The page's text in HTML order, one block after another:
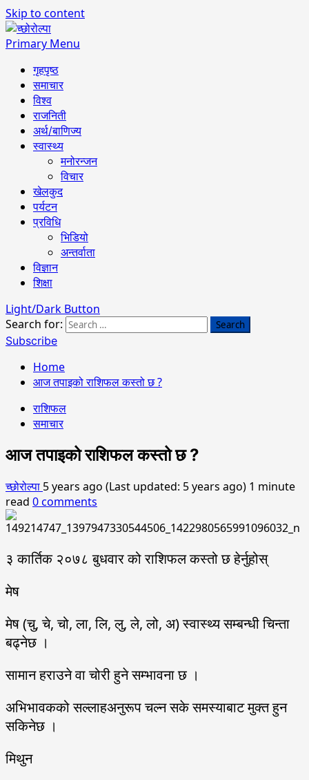
Skip to content
Primary Menu
गृहपृष्ठ
समाचार
विश्व
राजनिती
अर्थ/बाणिज्य
स्वास्थ्य
मनोरन्जन
विचार
खेलकुद
पर्यटन
प्रविधि
भिडियो
अन्तर्वाता
विज्ञान
शिक्षा
Light/Dark Button
Search for:
Subscribe
Home
आज तपाइको राशिफल कस्तो छ ?
राशिफल
समाचार
आज तपाइको राशिफल कस्तो छ ?
च्छोरोल्पा 5 years ago (Last updated: 5 years ago) 1 minute
read 0 comments
३ कार्तिक २०७८ बुधवार को राशिफल कस्तो छ हेर्नुहोस्
मेष
मेष (चु, चे, चो, ला, लि, लु, ले, लो, अ) स्वास्थ्य सम्बन्धी चिन्ता
बढ्नेछ ।
सामान हराउने वा चोरी हुने सम्भावना छ ।
अभिभावकको सल्लाहअनुरूप चल्न सके समस्याबाट मुक्त हुन
सकिनेछ ।
मिथुन